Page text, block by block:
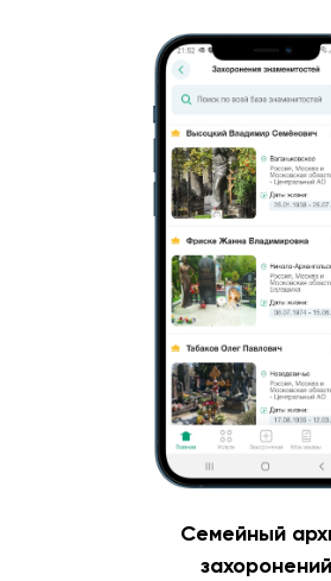
Семейный
захоронений